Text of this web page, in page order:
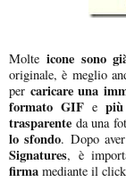
Molte icone sono
originale, è meglio
per caricare una
formato GIFe
trasparente da una
lo sfondo. Dopo
Signatures, è
firma mediante il